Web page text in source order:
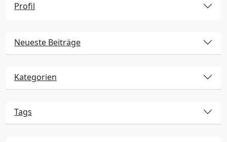
Profil
Neueste Beiträge
Kategorien
Tags